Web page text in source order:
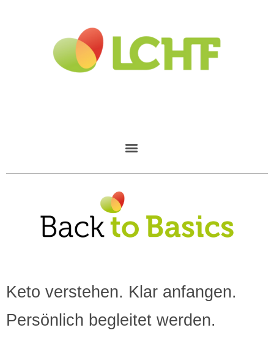
Keto verstehen. Klar anfangen.
Persönlich begleitet werden.